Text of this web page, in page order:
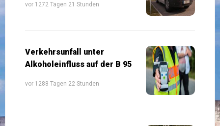
vor 1272 Tagen 21 Stunden
Verkehrsunfall unter
Alkoholeinfluss auf der B 95
vor 1288 Tagen 22 Stunden